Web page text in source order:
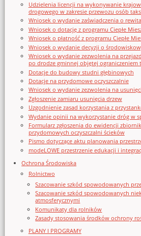
Udzielenia licencji na wykonywanie
drogowego w zakresie przewozu osób
Wniosek o wydanie zaświadczenia o
Wniosek o dotację z programu Ciepłe
Wniosek o płatność z programu Ciepłe
Wniosek o wydanie decyzji o
Wniosek o wydanie zezwolenia na
po drodze gminnej objętej ograniczeniem
Dotacje do budowy studni głębinowych
Dotacje na przydomowe oczyszczalnie
Wniosek o wydanie zezwolenia na
Zgłoszenie zamiaru usunięcia drzew
Uzgodnienie zasad korzystania z
Wydanie opinii na wykorzystanie dróg w
Formularz zgłoszenia do ewidencji
przydomowych oczyszczalni ścieków
Pismo dotyczące aktu planowania
modeLOWE przestrzenie edukacji i
Ochrona Środowiska
Rolnictwo
Szacowanie szkód spowodowanych
Szacowanie szkód spowodowanych
atmosferycznymi
Komunikaty dla rolników
Zasady stosowania środków ochrony
PLANY I PROGRAMY